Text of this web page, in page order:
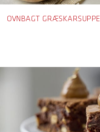
OVNBAGT GRÆSKARSUPPE